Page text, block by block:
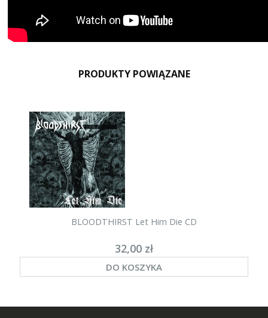
PRODUKTY POWIĄZANE
BLOODTHIRST Let Him Die CD
32,00 zł
DO KOSZYKA